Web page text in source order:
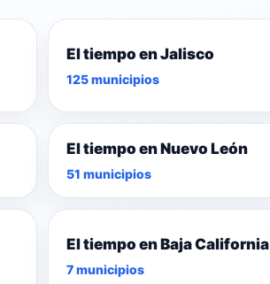
El tiempo en Jalisco
125 municipios
El tiempo en Nuevo León
51 municipios
El tiempo en Baja California
7 municipios